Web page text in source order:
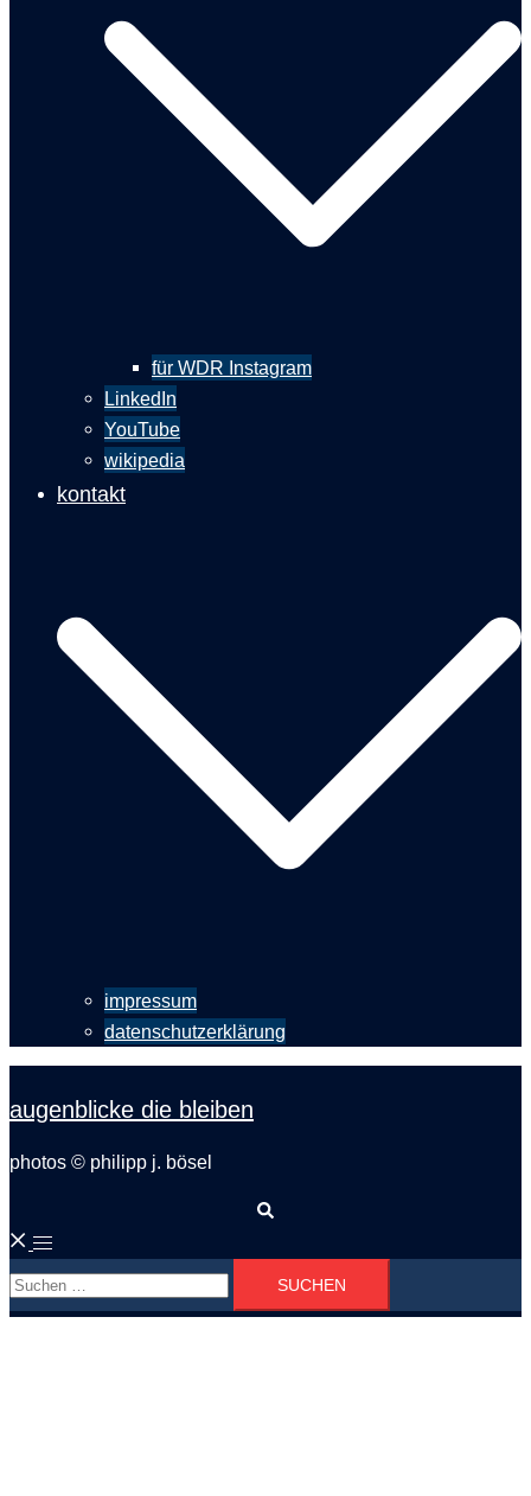
für WDR Instagram
LinkedIn
YouTube
wikipedia
kontakt
impressum
datenschutzerklärung
augenblicke die bleiben
photos © philipp j. bösel
Menü
umschalten
Suchen
nach: